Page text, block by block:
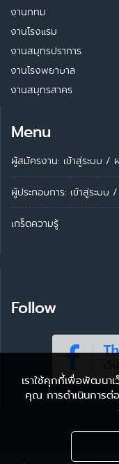
งานกทม
งานโรงแรม
งานสมุทรปราการ
งานโรงพยาบาล
งานสมุทรสาคร
Menu
ผู้สมัครงาน: เข้าสู่ระบบ /
ผู้ประกอบการ: เข้าสู่ระบบ /
เกร็ดความรู้
Follow
เราใช้คุกกี้เพื่อพัฒนาเ
คุณ การดำเนินการต่